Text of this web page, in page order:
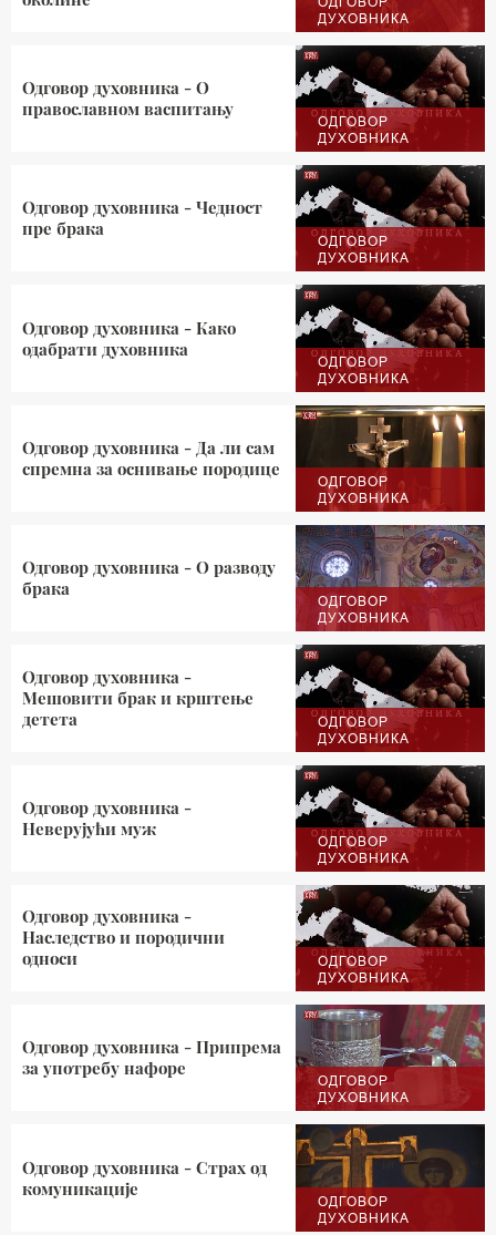
ДУХОВНИКА
ОДГОВОР
ДУХОВНИКА
Одговор духовника - О
православном васпитању
ОДГОВОР
ДУХОВНИКА
Одговор духовника - Чедност
пре брака
ОДГОВОР
ДУХОВНИКА
Одговор духовника - Како
одабрати духовника
ОДГОВОР
ДУХОВНИКА
Одговор духовника - Да ли сам
спремна за оснивање породице
ОДГОВОР
ДУХОВНИКА
Одговор духовника - О разводу
брака
ОДГОВОР
ДУХОВНИКА
Одговор духовника -
Мешовити брак и крштење
детета
ОДГОВОР
ДУХОВНИКА
Одговор духовника -
Неверујући муж
ОДГОВОР
ДУХОВНИКА
Одговор духовника -
Наследство и породични
односи
ОДГОВОР
ДУХОВНИКА
Одговор духовника - Припрема
за употребу нафоре
ОДГОВОР
ДУХОВНИКА
Одговор духовника - Страх од
комуникације